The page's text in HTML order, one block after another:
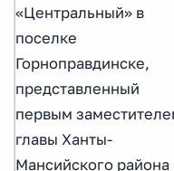
«Центральный» в
поселке
Горноправдинске,
представленный
первым
главы Ханты-
Мансийского района